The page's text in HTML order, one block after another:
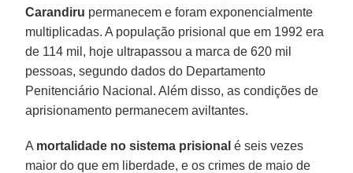
Carandiru permanecem e foram exponencialmente
multiplicadas. A população prisional que em 1992 era
de 114 mil, hoje ultrapassou a marca de 620 mil
pessoas, segundo dados do Departamento
Penitenciário Nacional. Além disso, as condições de
aprisionamento permanecem aviltantes.
A mortalidade no sistema prisional é seis vezes
maior do que em liberdade, e os crimes de maio de